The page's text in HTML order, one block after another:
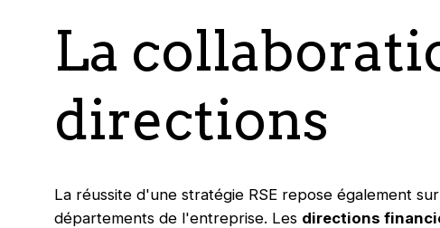
La
directions
La réussite d'une stratégie RSE repose également
départements de l'entreprise. Les directions